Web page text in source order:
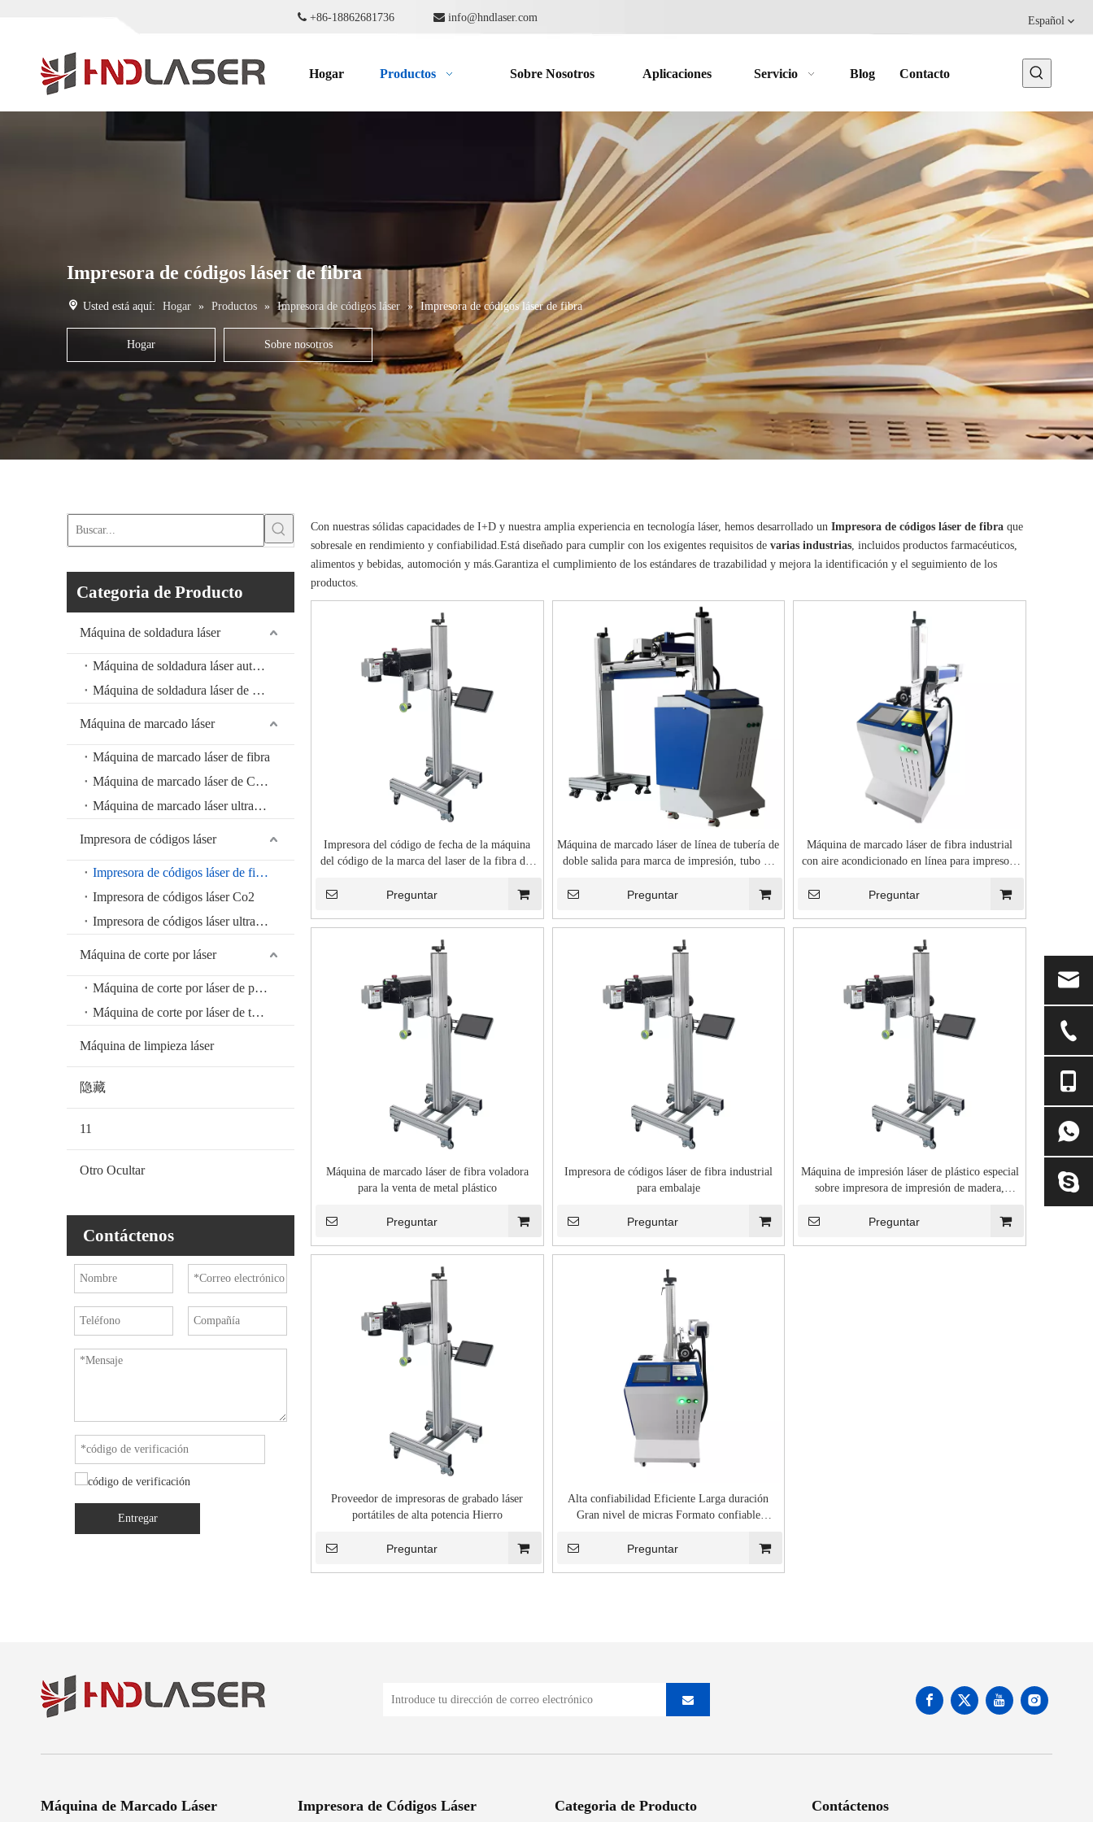
 +86-18862681736  info@hndlaser.com Español
Hogar Productos Sobre Nosotros Aplicaciones Servicio Blog Contacto
Impresora de códigos láser de fibra
Usted está aquí: Hogar » Productos » Impresora de códigos láser » Impresora de códigos láser de fibra
Hogar Sobre nosotros
Categoria de Producto
Máquina de soldadura láser
Máquina de soldadura láser automática
Máquina de soldadura láser de mano
Máquina de marcado láser
Máquina de marcado láser de fibra
Máquina de marcado láser de CO2
Máquina de marcado láser ultravioleta
Impresora de códigos láser
Impresora de códigos láser de fibra
Impresora de códigos láser Co2
Impresora de códigos láser ultravioleta
Máquina de corte por láser
Máquina de corte por láser de placas
Máquina de corte por láser de tubos
Máquina de limpieza láser
隐藏
11
Otro Ocultar
Contáctenos
Entregar
Con nuestras sólidas capacidades de I+D y nuestra amplia experiencia en tecnología láser, hemos desarrollado un Impresora de códigos láser de fibra que
sobresale en rendimiento y confiabilidad.Está diseñado para cumplir con los exigentes requisitos de varias industrias, incluidos productos farmacéuticos,
alimentos y bebidas, automoción y más.Garantiza el cumplimiento de los estándares de trazabilidad y mejora la identificación y el seguimiento de los
productos.
Impresora del código de fecha de la máquina
del código de la marca del laser de la fibra del
Preguntar
Máquina de marcado láser de línea de tubería de
doble salida para marca de impresión, tubo de
polivinilo, HDPE, PPR
Preguntar
Máquina de marcado láser de fibra industrial
con aire acondicionado en línea para impresora
Preguntar
Máquina de marcado láser de fibra voladora
para la venta de metal plástico
Preguntar
Impresora de códigos láser de fibra industrial
para embalaje
Preguntar
Máquina de impresión láser de plástico especial
sobre impresora de impresión de madera,
Preguntar
Proveedor de impresoras de grabado láser
portátiles de alta potencia Hierro
Preguntar
Alta confiabilidad Eficiente Larga duración
Gran nivel de micras Formato confiable
Bajos costos de mantenimiento Fácil de leer
Preguntar
Máquina de Marcado Láser Impresora de Códigos Láser Categoria de Producto Contáctenos